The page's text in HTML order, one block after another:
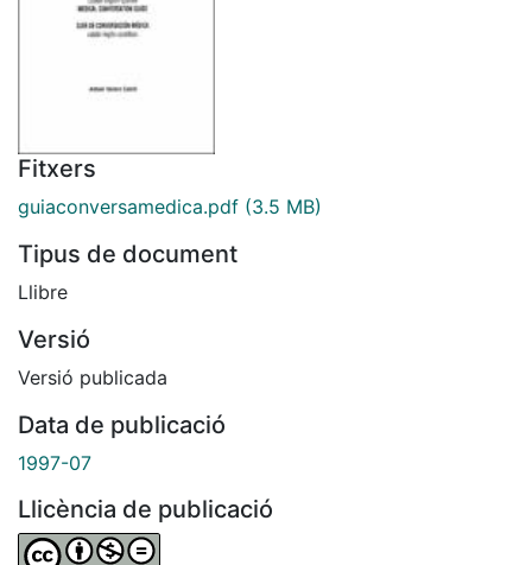
Fitxers
guiaconversamedica.pdf (3.5 MB)
Tipus de document
Llibre
Versió
Versió publicada
Data de publicació
1997-07
Llicència de publicació